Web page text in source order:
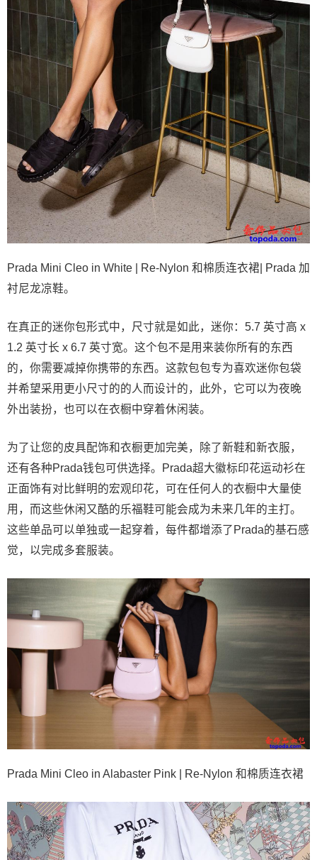
Prada Mini Cleo in White | Re-Nylon 和棉质连衣裙| Prada 加
衬尼龙凉鞋。
在真正的迷你包形式中，尺寸就是如此，迷你：5.7 英寸高 x
1.2 英寸长 x 6.7 英寸宽。这个包不是用来装你所有的东西
的，你需要减掉你携带的东西。这款包包专为喜欢迷你包袋
并希望采用更小尺寸的的人而设计的，此外，它可以为夜晚
外出装扮，也可以在衣橱中穿着休闲装。
为了让您的皮具配饰和衣橱更加完美，除了新鞋和新衣服，
还有各种Prada钱包可供选择。Prada超大徽标印花运动衫在
正面饰有对比鲜明的宏观印花，可在任何人的衣橱中大量使
用，而这些休闲又酷的乐福鞋可能会成为未来几年的主打。
这些单品可以单独或一起穿着，每件都增添了Prada的基石感
觉，以完成多套服装。
Prada Mini Cleo in Alabaster Pink | Re-Nylon 和棉质连衣裙